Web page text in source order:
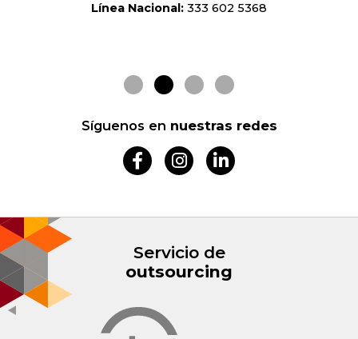
Línea Nacional: 333 602 5368
Síguenos en nuestras redes
Servicio de
outsourcing